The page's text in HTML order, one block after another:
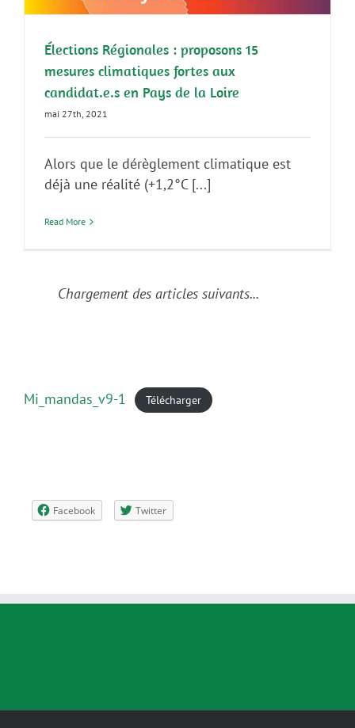
Élections Régionales : proposons 15
mesures climatiques fortes aux
candidat.e.s en Pays de la Loire
mai 27th, 2021
Alors que le dérèglement climatique est
déjà une réalité (+1,2°C [...]
Read More
Chargement des articles suivants...
Mi_mandas_v9-1 Télécharger
Facebook Twitter